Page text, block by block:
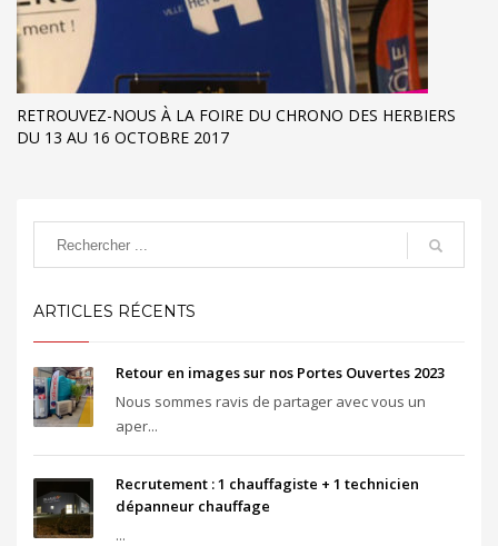
RETROUVEZ-NOUS À LA FOIRE DU CHRONO DES HERBIERS
DU 13 AU 16 OCTOBRE 2017
ARTICLES RÉCENTS
Retour en images sur nos Portes Ouvertes 2023
Nous sommes ravis de partager avec vous un
aper...
Recrutement : 1 chauffagiste + 1 technicien
dépanneur chauffage
...